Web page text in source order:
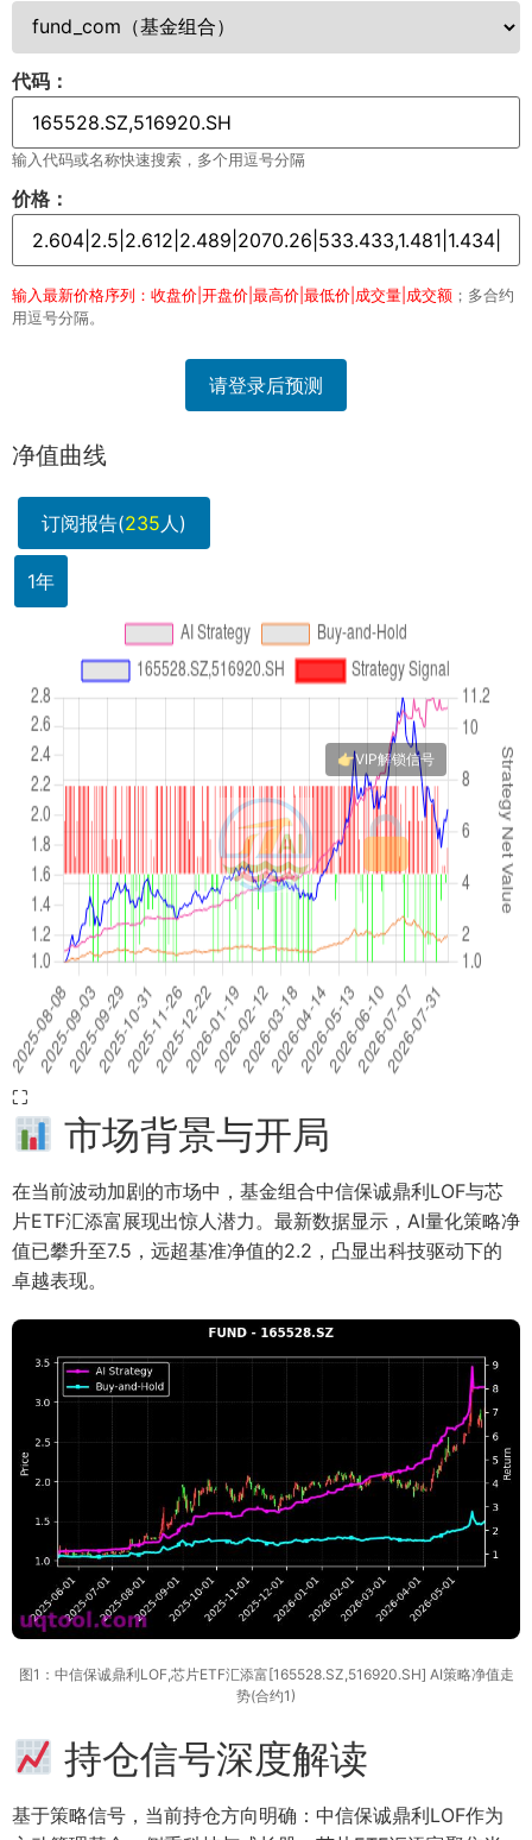
代码：
输入代码或名称快速搜索，多个用逗号分隔
价格：
输入最新价格序列：收盘价|开盘价|最高价|最低价|成交量|成交额 ；多合约
用逗号分隔。
请登录后预测
净值曲线
订阅报告(235人)
1年
⛶
市场背景与开局
在当前波动加剧的市场中，基金组合中信保诚鼎利LOF与芯
片ETF汇添富展现出惊人潜力。最新数据显示，AI量化策略净
值已攀升至7.5，远超基准净值的2.2，凸显出科技驱动下的
卓越表现。
图1：中信保诚鼎利LOF,芯片ETF汇添富[165528.SZ,516920.SH] AI策略净值走
势(合约1)
持仓信号深度解读
基于策略信号，当前持仓方向明确：中信保诚鼎利LOF作为